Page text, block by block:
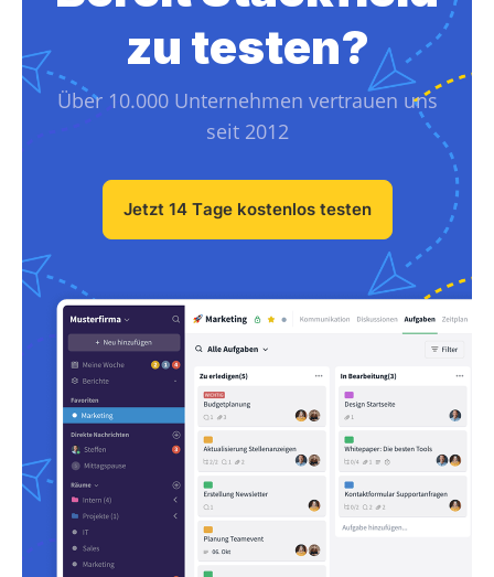
zu testen?
Über 10.000 Unternehmen vertrauen uns
seit 2012
Jetzt 14 Tage kostenlos testen